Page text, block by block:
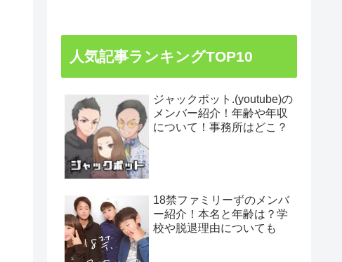
人気記事ランキングTOP10
ジャックポット.(youtube)の
メンバー紹介！年齢や年収
について！事務所はどこ？
18禁ファミリーずのメンバ
ー紹介！本名と年齢は？学
校や脱退理由についても